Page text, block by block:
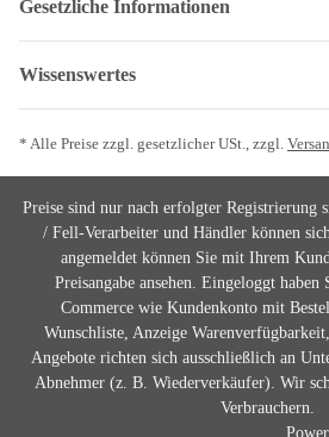
Gesetzliche Informationen
Wissenswertes
* Alle Preise zzgl. gesetzlicher USt., zzgl.
Preise sind nur nach erfolgter Registrierung
/ Fell-Verarbeiter und Händler können sich
angemeldet können Sie mit Ihrem
Preisangabe ansehen. Eingeloggt
Commerce wie Kundenkonto mit
Wunschliste, Anzeige
Angebote richten sich ausschließlich an
Abnehmer (z. B. Wiederverkäufer). Wir
Verbrauchern.